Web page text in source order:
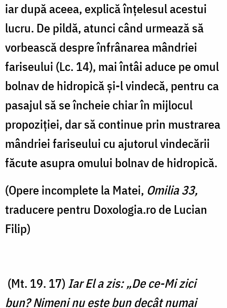
iar după aceea, explică înțelesul acestui
lucru. De pildă, atunci când urmează să
vorbească despre înfrânarea mândriei
fariseului (Lc. 14), mai întâi aduce pe omul
bolnav de hidropică și-l vindecă, pentru ca
pasajul să se încheie chiar în mijlocul
propoziției, dar să continue prin mustrarea
mândriei fariseului cu ajutorul vindecării
făcute asupra omului bolnav de hidropică.
(Opere incomplete la Matei, Omilia 33,
traducere pentru Doxologia.ro de Lucian
Filip)
(Mt. 19. 17) Iar El a zis: „De ce-Mi zici
bun? Nimeni nu este bun decât numai